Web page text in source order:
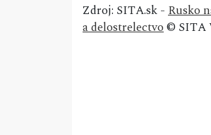
Zdroj: SITA.sk -Rusko
a delostrelectvo© SITA